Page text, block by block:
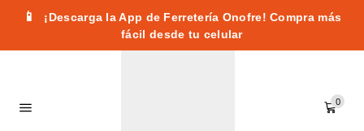
📱
¡Descarga la App de Ferretería Onofre! Compra más
fácil desde tu celular
0